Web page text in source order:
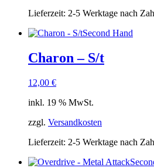
Lieferzeit: 2-5 Werktage nach
Second Hand
Charon – S/t
12,00 €
inkl. 19 % MwSt.
zzgl. Versandkosten
Lieferzeit: 2-5 Werktage nach